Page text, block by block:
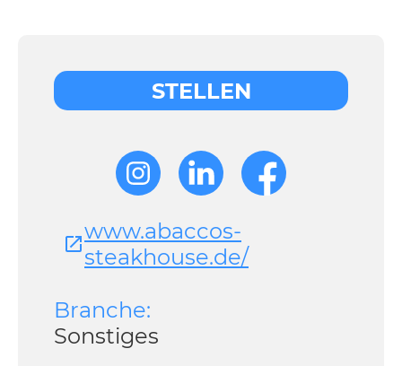
STELLEN
www.abaccos-
steakhouse.de/
Branche:
Sonstiges